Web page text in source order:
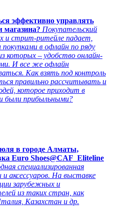
эффективно управлять
магазина? Покупательский
и стрит-ритейле падает,
в офлайн по ряду
которых – удобство онлайн-
И все же офлайн
Как взять под контроль
правильно рассчитывать и
которое приходит в
были прибыльными?
в городе Алматы,
Euro Shoes@CAF_Eliteline
специализированная
аксессуаров. На выставке
зарубежных и
из таких стран, как
Казахстан и др.